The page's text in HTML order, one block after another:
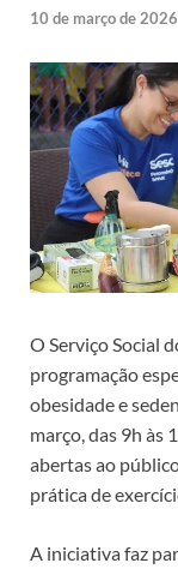
10 de março de 2026
O Serviço Social
programação
obesidade e
março, das 9h às
abertas ao
prática de
A iniciativa faz